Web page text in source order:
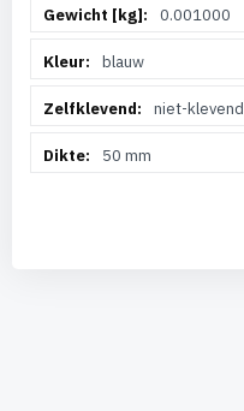
0.001000
blauw
niet-klevend
50 mm